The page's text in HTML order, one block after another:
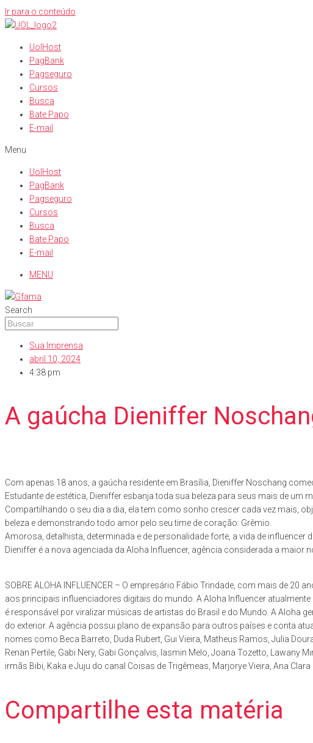
Ir para o conteúdo
UolHost
PagBank
Pagseguro
Cursos
Busca
Bate Papo
E-mail
Menu
UolHost
PagBank
Pagseguro
Cursos
Busca
Bate Papo
E-mail
MENU
Search
Sua Imprensa
abril 10, 2024
4:38 pm
A gaúcha Dieniffer
Com apenas 18 anos, a gaúcha residente em Brasília, Dieniffer Noschang
Estudante de estética, Dieniffer esbanja toda sua beleza para seus mais de
Compartilhando o seu dia a dia, ela tem como sonho crescer cada vez mais,
beleza e demonstrando todo amor pelo seu time de coração: Grêmio.
Amorosa, detalhista, determinada e de personalidade forte, a vida de
Dieniffer é a nova agenciada da Aloha Influencer, agência considerada a
SOBRE ALOHA INFLUENCER – O empresário Fábio Trindade, com mais de
aos principais influenciadores digitais do mundo. A Aloha Influencer
é responsável por viralizar músicas de artistas do Brasil e do Mundo. A Aloha
do exterior. A agência possui plano de expansão para outros países e conta
nomes como Beca Barreto, Duda Rubert, Gui Vieira, Matheus Ramos, Julia
Renan Pertile, Gabi Nery, Gabi Gonçalvis, Iasmin Melo, Joana Tozetto, Lawany
irmãs Bibi, Kaka e Juju do canal Coisas de Trigêmeas, Marjorye Vieira, Ana
Compartilhe esta matéria